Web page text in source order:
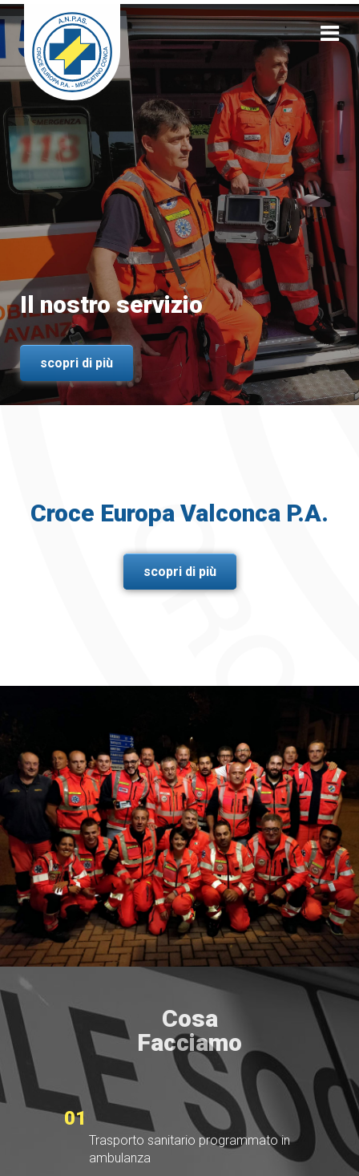
Il nostro servizio
scopri di più
Croce Europa Valconca P.A.
scopri di più
Cosa
Facciamo
01
Trasporto sanitario programmato in
ambulanza